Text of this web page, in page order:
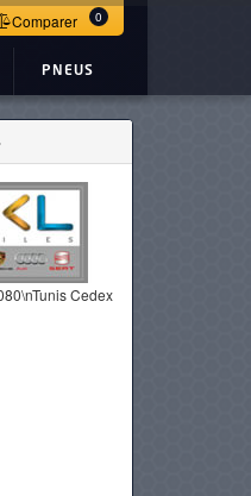
Comparer 0
PNEUS
Cedex